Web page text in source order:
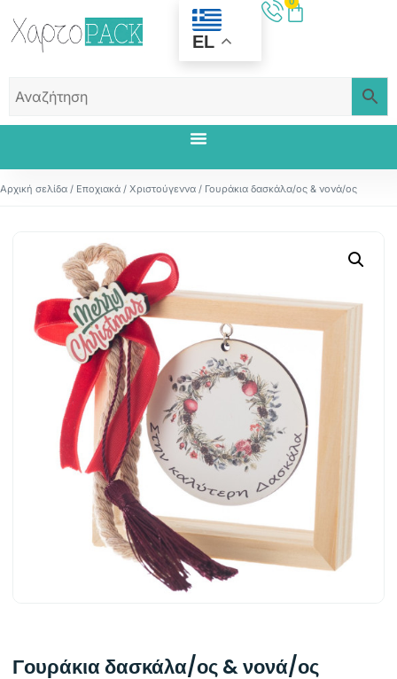
EL
Αρχική σελίδα / Εποχιακά / Χριστούγεννα / Γουράκια δασκάλα/ος & νονά/ος
Γουράκια δασκάλα/ος & νονά/ος